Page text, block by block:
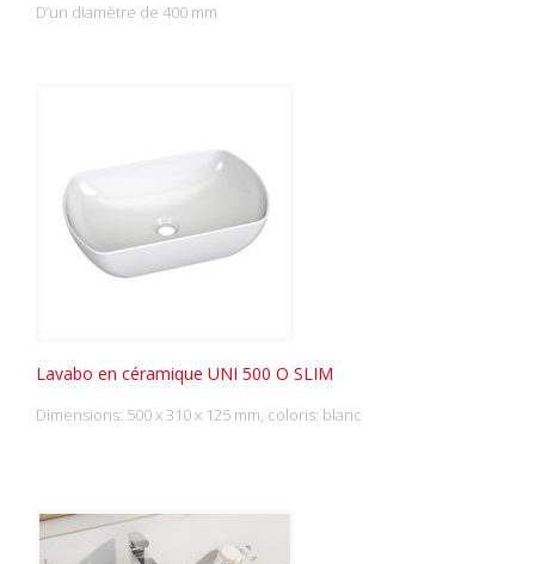
D’un diamètre de 400 mm
Lavabo en céramique UNI 500 O SLIM
Dimensions: 500 x 310 x 125 mm, coloris: blanc